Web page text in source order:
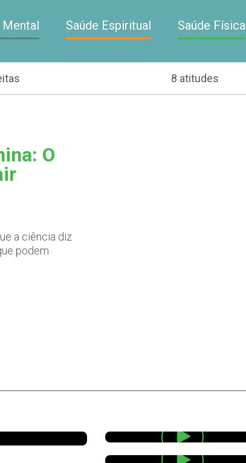
Mental Saúde Espiritual Saúde Física
8 atitudes
O
a ciência diz
podem